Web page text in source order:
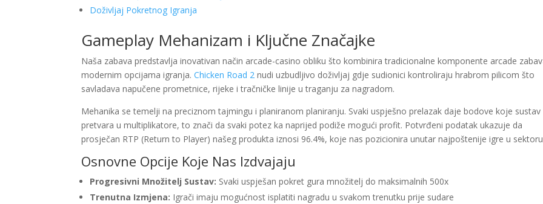
Doživljaj Pokretnog Igranja
Gameplay Mehanizam i Ključne Značajke
Naša zabava predstavlja inovativan način arcade-casino obliku što kombinira tradicionalne komponente arcade
modernim opcijama igranja.Chicken Road 2 nudi uzbudljivo doživljaj gdje sudionici kontroliraju hrabrom pilicom što
savladava napučene prometnice, rijeke i tračničke linije u traganju za nagradom.
Mehanika se temelji na preciznom tajmingu i planiranom planiranju. Svaki uspješno prelazak daje bodove koje sustav
pretvara u multiplikatore, to znači da svaki potez ka naprijed podiže mogući profit. Potvrđeni podatak ukazuje da
prosječan RTP (Return to Player) našeg produkta iznosi 96.4%, koje nas pozicionira unutar najpoštenije igre u
Osnovne Opcije Koje Nas Izdvajaju
Progresivni Množitelj Sustav: Svaki uspješan pokret gura množitelj do maksimalnih 500x
Trenutna Izmjena: Igrači imaju mogućnost isplatiti nagradu u svakom trenutku prije sudare